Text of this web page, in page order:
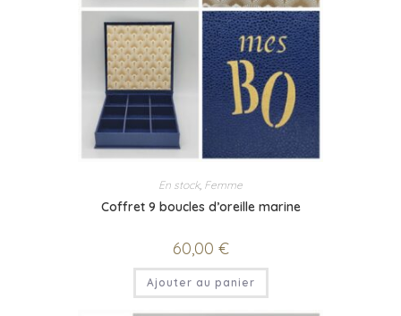
En stock, Femme
Coffret 9 boucles d’oreille marine
60,00 €
Ajouter au panier